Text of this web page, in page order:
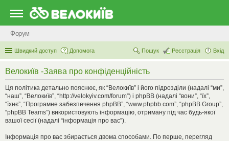
Форум
Швидкий доступ Допомога Вхід
Реєстрація
Пошук
Велокиїв -Заява про конфіденційність
Ця політика детально пояснює, як “Велокиїв” і його підрозділи (надалі “ми”,
“наш”, “Велокиїв”, “http://velokyiv.com/forum”) і phpBB (надалі “вони”, “їх”,
“їхнє”, “Програмне забезпечення phpBB”, “www.phpbb.com”, “phpBB Group”,
“phpBB Teams”) використовують інформацію, отриману під час будь-якої
вашої сесії (надалі “інформація про вас”).
Інформація про вас збирається двома способами. По перше, перегляд